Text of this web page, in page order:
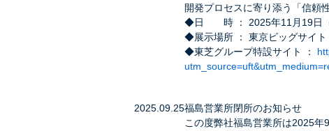
開発プロセスに寄り添う「信頼
◆日 時 ： 2025年11月19日（
◆展示場所 ： 東京ビッグサイ
◆東芝グループ特設サイト ：
2025.09.25福島営業所閉所のお知らせ
この度弊社福島営業所は2025年